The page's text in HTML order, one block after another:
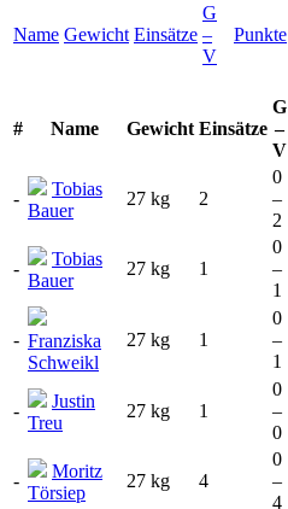
Name Gewicht Einsätze
G
–
V
Punkte
# Name Gewicht Einsätze
G
–
V
-
Tobias
Bauer
27 kg 2
0
–
2
-
Tobias
Bauer
27 kg 1
0
–
1
- Franziska
Schweikl
27 kg 1
0
–
1
-
Justin
Treu
27 kg 1
0
–
0
-
Moritz
Törsiep
27 kg 4
0
–
4